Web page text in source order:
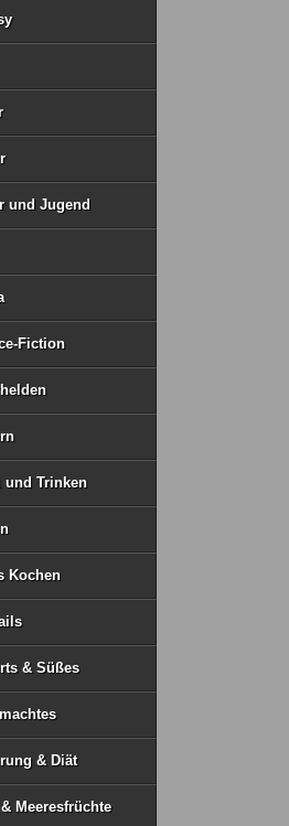
und Jugend
Fiction
und Trinken
Kochen
& Süßes
& Diät
Meeresfrüchte